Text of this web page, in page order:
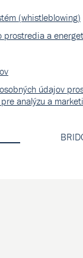
(whistleblowing)
prostredia a
údajov
analýzu a